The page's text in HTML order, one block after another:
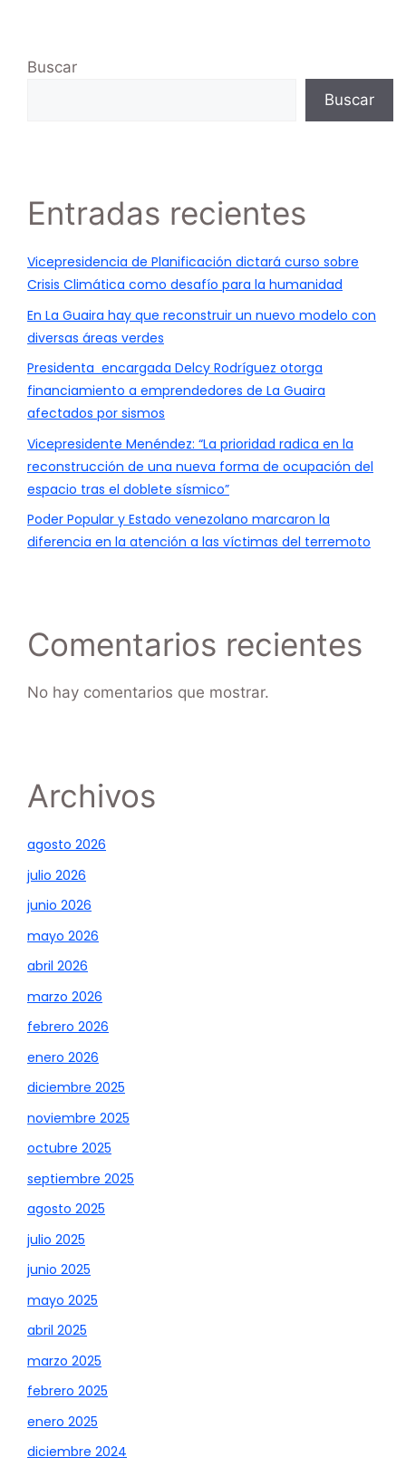
Buscar
Buscar
Entradas recientes
Vicepresidencia de Planificación dictará curso sobre
Crisis Climática como desafío para la humanidad
En La Guaira hay que reconstruir un nuevo modelo con
diversas áreas verdes
Presidenta encargada Delcy Rodríguez otorga
financiamiento a emprendedores de La Guaira
afectados por sismos
Vicepresidente Menéndez: “La prioridad radica en la
reconstrucción de una nueva forma de ocupación del
espacio tras el doblete sísmico”
Poder Popular y Estado venezolano marcaron la
diferencia en la atención a las víctimas del terremoto
Comentarios recientes
No hay comentarios que mostrar.
Archivos
agosto 2026
julio 2026
junio 2026
mayo 2026
abril 2026
marzo 2026
febrero 2026
enero 2026
diciembre 2025
noviembre 2025
octubre 2025
septiembre 2025
agosto 2025
julio 2025
junio 2025
mayo 2025
abril 2025
marzo 2025
febrero 2025
enero 2025
diciembre 2024